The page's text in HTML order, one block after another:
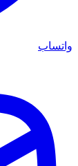
واتساب